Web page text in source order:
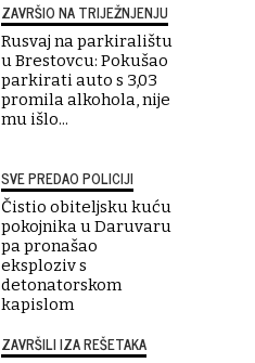
ZAVRŠIO NA TRIJEŽNJENJU
Rusvaj na parkiralištu
u Brestovcu: Pokušao
parkirati auto s 3,03
promila alkohola, nije
mu išlo...
SVE PREDAO POLICIJI
Čistio obiteljsku kuću
pokojnika u Daruvaru
pa pronašao
eksploziv s
detonatorskom
kapislom
ZAVRŠILI IZA REŠETAKA